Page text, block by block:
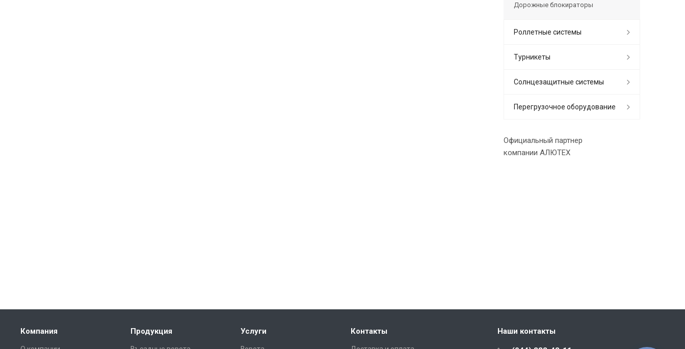
Дорожные блокираторы
Роллетные системы
Турникеты
Солнцезащитные системы
Перегрузочное оборудование
Официальный партнер
компании АЛЮТЕХ
Компания Продукция Услуги Контакты Наши контакты